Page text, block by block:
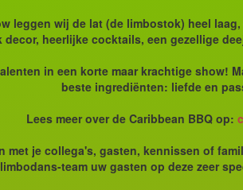
leggen wij de lat (de limbostok) heel
heerlijke cocktails, een gezellige
in een korte maar krachtige show!
beste ingrediënten: liefde en
Lees meer over de Caribbean BBQ op:
met je collega's, gasten, kennissen of
team uw gasten op deze zeer